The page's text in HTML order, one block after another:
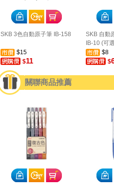
SKB 3色自動原子筆 IB-158
$15
$11
SKB 自動
IB-10 (可
$8
$
關聯商品推薦